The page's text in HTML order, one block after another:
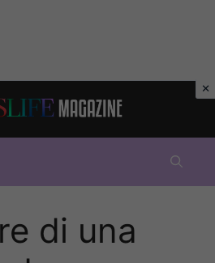
di una